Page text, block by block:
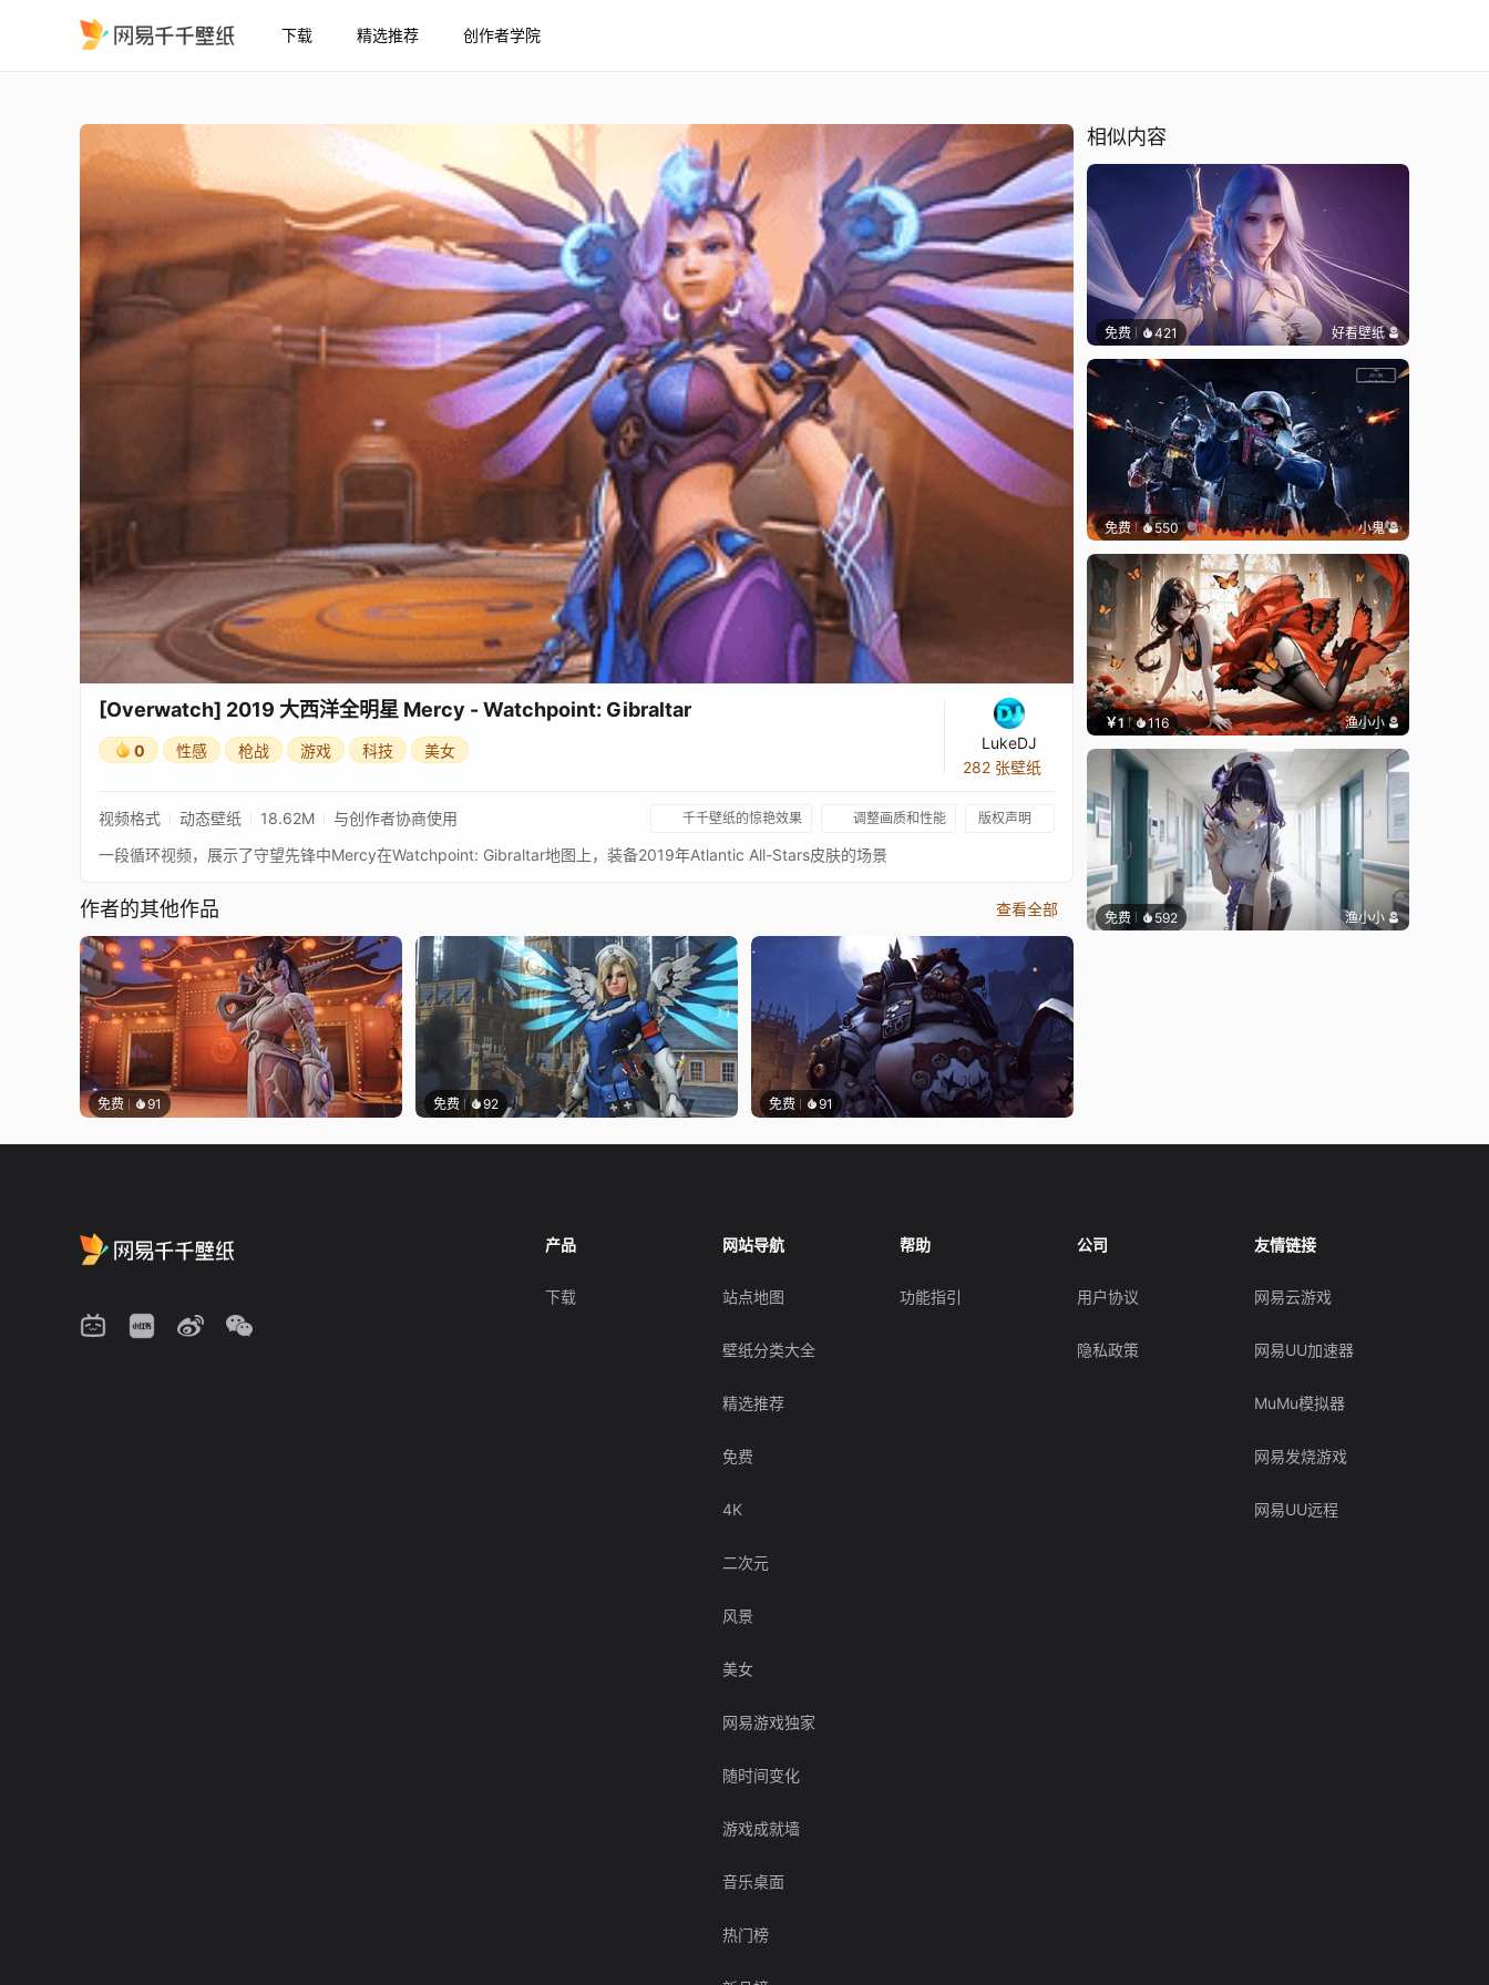
下载 精选推荐 创作者学院
[Overwatch] 2019 大西洋全明星 Mercy - Watchpoint: Gibraltar
0 性感 枪战 游戏 科技 美女
LukeDJ
282 张壁纸
视频格式 动态壁纸 18.62M 与创作者协商使用 千千壁纸的惊艳效果 调整画质和性能 版权声明
一段循环视频，展示了守望先锋中Mercy在Watchpoint: Gibraltar地图上，装备2019年Atlantic All-Stars皮肤的场景
作者的其他作品 查看全部
免费 91 免费 92 免费 91
相似内容
免费 421 好看壁纸
免费 550 小鬼
￥1 116 渔小小
免费 592 渔小小
产品
下载
网站导航
站点地图
壁纸分类大全
精选推荐
免费
4K
二次元
风景
美女
网易游戏独家
随时间变化
游戏成就墙
音乐桌面
热门榜
帮助
功能指引
公司
用户协议
隐私政策
友情链接
网易云游戏
网易UU加速器
MuMu模拟器
网易发烧游戏
网易UU远程